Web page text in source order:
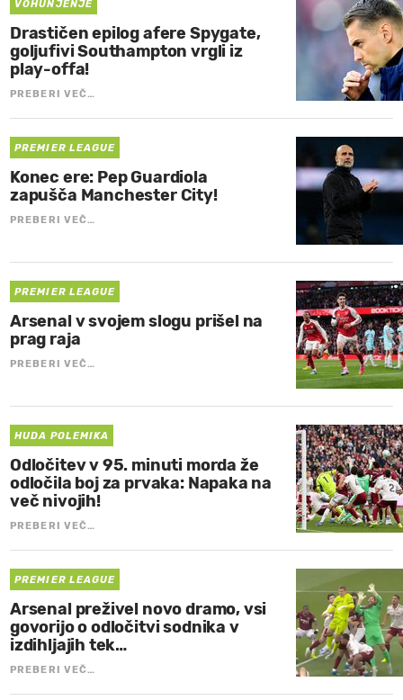
VOHUNJENJE
Drastičen epilog afere Spygate,
goljufivi Southampton vrgli iz
play-offa!
PREBERI VEČ…
PREMIER LEAGUE
Konec ere: Pep Guardiola
zapušča Manchester City!
PREBERI VEČ…
PREMIER LEAGUE
Arsenal v svojem slogu prišel na
prag raja
PREBERI VEČ…
HUDA POLEMIKA
Odločitev v 95. minuti morda že
odločila boj za prvaka: Napaka na
več nivojih!
PREBERI VEČ…
PREMIER LEAGUE
Arsenal preživel novo dramo, vsi
govorijo o odločitvi sodnika v
izdihljajih tek…
PREBERI VEČ…